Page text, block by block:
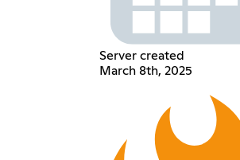
Server created
March 8th, 2025